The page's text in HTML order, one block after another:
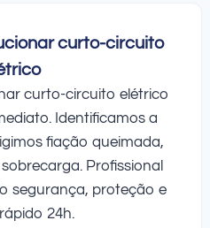
curto-circuito
curto-circuito elétrico
Identificamos a
fiação queimada,
Profissional
segurança, proteção e
24h.